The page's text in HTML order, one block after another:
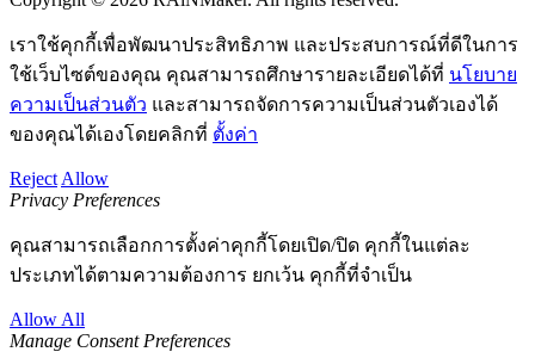
เราใช้คุกกี้เพื่อพัฒนาประสิทธิภาพ และประสบการณ์ที่ดีในการ
ใช้เว็บไซต์ของคุณ คุณสามารถศึกษารายละเอียดได้ที่ นโยบาย
ความเป็นส่วนตัว และสามารถจัดการความเป็นส่วนตัวเองได้
ของคุณได้เองโดยคลิกที่ ตั้งค่า
Reject Allow
Privacy Preferences
คุณสามารถเลือกการตั้งค่าคุกกี้โดยเปิด/ปิด คุกกี้ในแต่ละ
ประเภทได้ตามความต้องการ ยกเว้น คุกกี้ที่จำเป็น
Allow All
Manage Consent Preferences